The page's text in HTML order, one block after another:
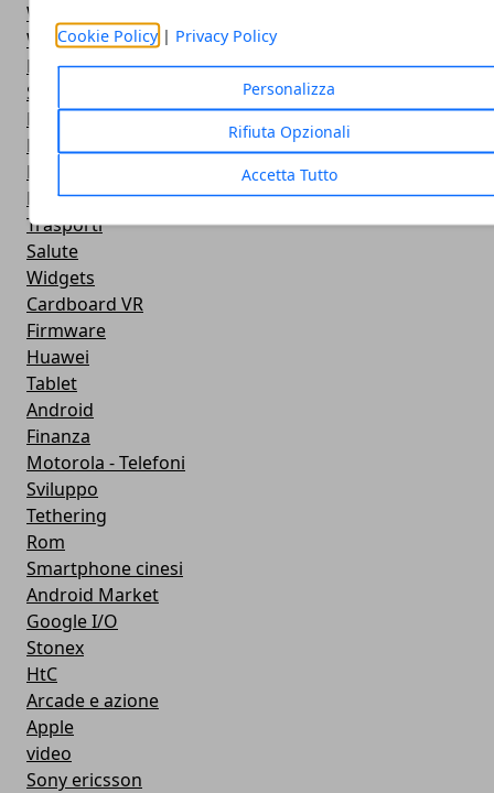
Cookie Policy | Privacy Policy
Personalizza
Rifiuta Opzionali
Accetta Tutto
Widget Orologio
Widget Meteo
Ricezione WiFi
Sport
Meteo
Rooting
Emulazione
Lg - Telefoni
Trasporti
Salute
Widgets
Cardboard VR
Firmware
Huawei
Tablet
Android
Finanza
Motorola - Telefoni
Sviluppo
Tethering
Rom
Smartphone cinesi
Android Market
Google I/O
Stonex
HtC
Arcade e azione
Apple
video
Sony ericsson